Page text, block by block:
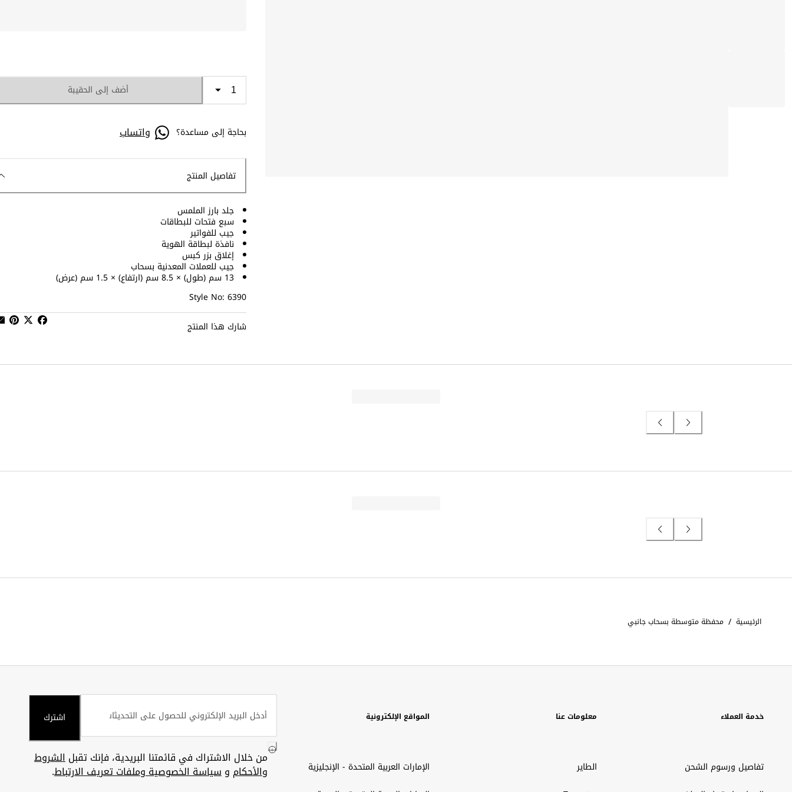
أضف إلى الحقيبة
بحاجة إلى مساعدة؟ واتساب
تفاصيل المنتج
جلد بارز الملمس
سبع فتحات للبطاقات
جيب للفواتير
نافذة لبطاقة الهوية
إغلاق بزر كبس
جيب للعملات المعدنية بسحاب
13 سم (طول) × 8.5 سم (ارتفاع) × 1.5 سم (عرض)
Style No: 6390
شارك هذا المنتج
الرئيسية / محفظة متوسطة بسحاب جانبي
خدمة العملاء
تفاصيل ورسوم الشحن
معلومات عنا
الطاير
المواقع الإلكترونية
الإمارات العربية المتحدة - الإنجليزية
اشترك
من خلال الاشتراك في قائمتنا البريدية، فإنك تقبلالشروط
والأحكام وسياسة الخصوصية وملفات تعريف الارتباط.